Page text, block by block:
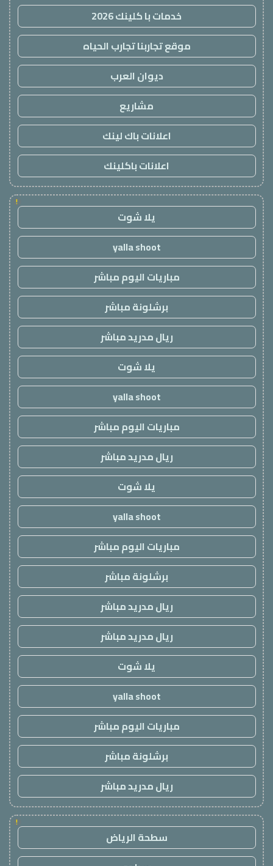
خدمات با كلينك 2026
موقع تجاربنا تجارب الحياه
ديوان العرب
مشاريع
اعلانات باك لينك
اعلانات باكلينك
!
يلا شوت
yalla shoot
مباريات اليوم مباشر
برشلونة مباشر
ريال مدريد مباشر
يلا شوت
yalla shoot
مباريات اليوم مباشر
ريال مدريد مباشر
يلا شوت
yalla shoot
مباريات اليوم مباشر
برشلونة مباشر
ريال مدريد مباشر
ريال مدريد مباشر
يلا شوت
yalla shoot
مباريات اليوم مباشر
برشلونة مباشر
ريال مدريد مباشر
!
سطحة الرياض